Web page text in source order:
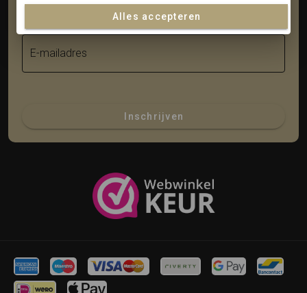
E-mailadres
Inschrijven
Alles accepteren